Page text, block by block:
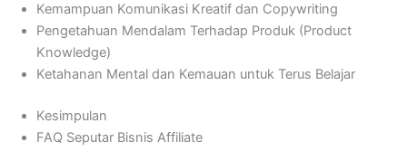
Kemampuan Komunikasi Kreatif dan Copywriting
Pengetahuan Mendalam Terhadap Produk (Product
Knowledge)
Ketahanan Mental dan Kemauan untuk Terus Belajar
Kesimpulan
FAQ Seputar Bisnis Affiliate